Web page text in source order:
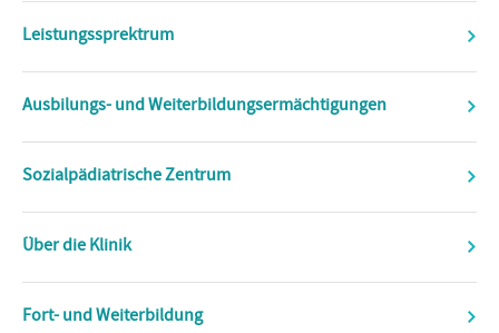
Leistungssprektrum
Ausbilungs- und Weiterbildungsermächtigungen
Sozialpädiatrische Zentrum
Über die Klinik
Fort- und Weiterbildung